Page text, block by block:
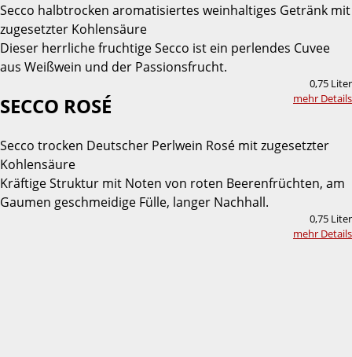
Secco halbtrocken aromatisiertes weinhaltiges Getränk mit
zugesetzter Kohlensäure
Dieser herrliche fruchtige Secco ist ein perlendes Cuvee
aus Weißwein und der Passionsfrucht.
0,75 Liter
mehr Details
SECCO ROSÉ
Secco trocken Deutscher Perlwein Rosé mit zugesetzter
Kohlensäure
Kräftige Struktur mit Noten von roten Beerenfrüchten, am
Gaumen geschmeidige Fülle, langer Nachhall.
0,75 Liter
mehr Details